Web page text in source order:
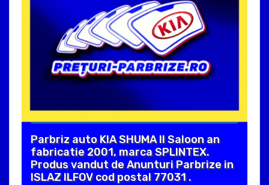
Parbriz auto KIA SHUMA II Saloon an
fabricatie 2001, marca SPLINTEX.
Produs vandut de Anunturi Parbrize in
ISLAZ ILFOV cod postal 77031 .